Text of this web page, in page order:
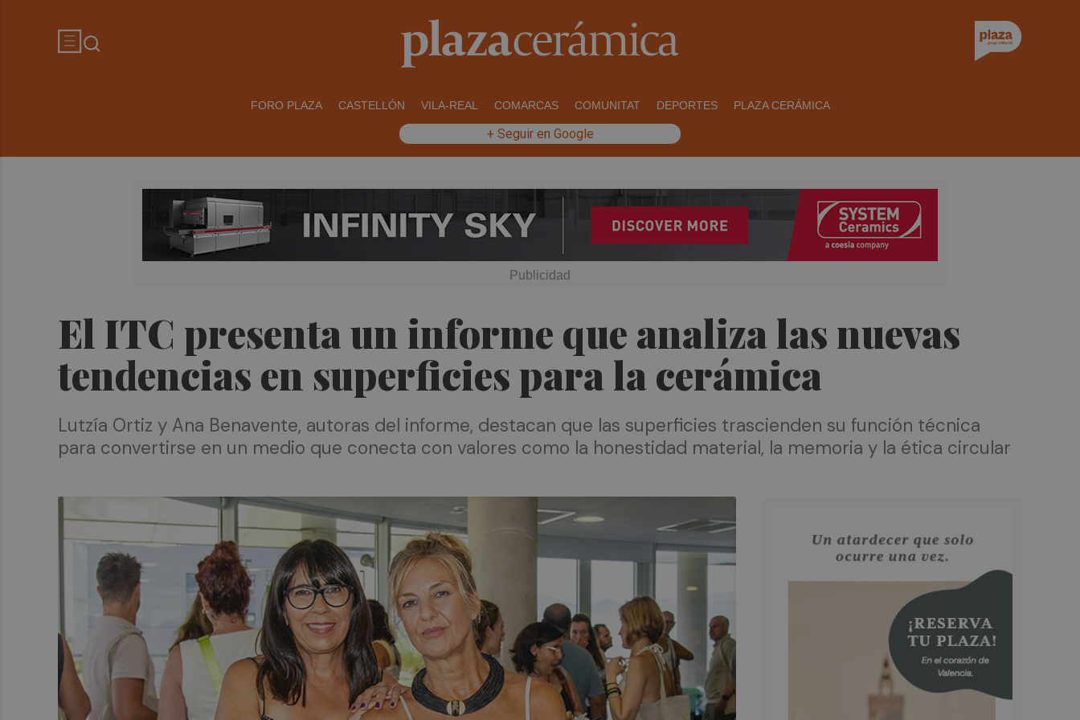
FORO PLAZA CASTELLÓN VILA-REAL COMARCAS COMUNITAT DEPORTES PLAZA CERÁMICA
+ Seguir en Google
El ITC presenta un informe que analiza las nuevas
tendencias en superficies para la cerámica
Lutzía Ortiz y Ana Benavente, autoras del informe, destacan que las superficies trascienden su función técnica
para convertirse en un medio que conecta con valores como la honestidad material, la memoria y la ética circular